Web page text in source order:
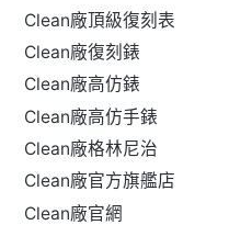
Clean廠頂級復刻表
Clean廠復刻錶
Clean廠高仿錶
Clean廠高仿手錶
Clean廠格林尼治
Clean廠官方旗艦店
Clean廠官網